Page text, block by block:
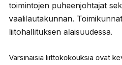
toimintojen puheenjohtajat
vaalilautakunnan.
liitohallituksen alaisuudessa.
Varsinaisia liittokokouksia ovat